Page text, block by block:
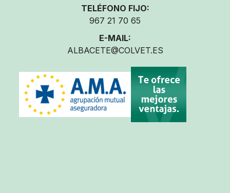
TELÉFONO FIJO:
967 21 70 65
E-MAIL:
ALBACETE@COLVET.ES